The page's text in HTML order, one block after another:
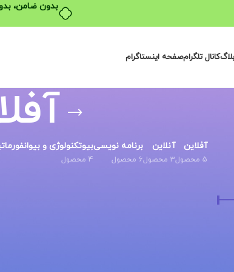
بدون ضامن،
کانال تلگرامصفحه اینستاگرام
آفلاین
5 محصول
آنلاین
3 محصول
برنامه نویسی
6 محصول
بیوتکنولوژی و
4 محصول